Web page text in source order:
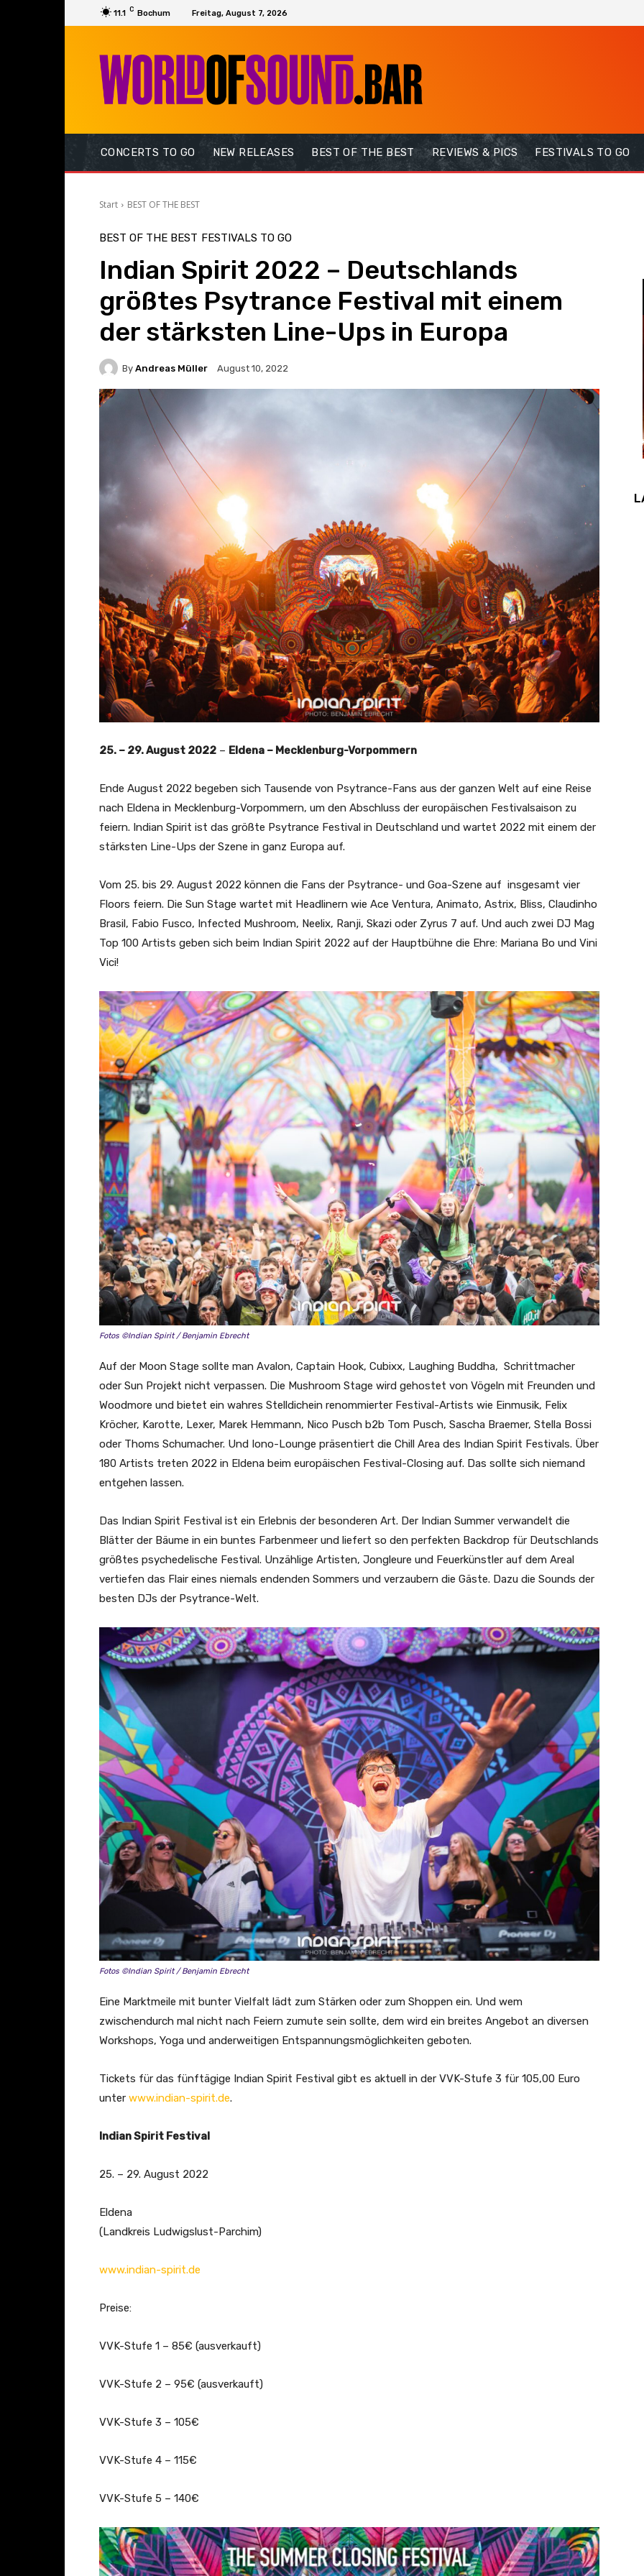
11.1 C Bochum Freitag, August 7, 2026
CONCERTS TO GO NEW RELEASES BEST OF THE BEST REVIEWS & PICS FESTIVALS TO GO
Start BEST OF THE BEST
BEST OF THE BEST FESTIVALS TO GO
Indian Spirit 2022 – Deutschlands
größtes Psytrance Festival mit einem
der stärksten Line-Ups in Europa
By Andreas Müller August 10, 2022
25. – 29. August 2022 – Eldena – Mecklenburg-Vorpommern
Ende August 2022 begeben sich Tausende von Psytrance-Fans aus der ganzen Welt auf eine Reise
nach Eldena in Mecklenburg-Vorpommern, um den Abschluss der europäischen Festivalsaison zu
feiern. Indian Spirit ist das größte Psytrance Festival in Deutschland und wartet 2022 mit einem der
stärksten Line-Ups der Szene in ganz Europa auf.
Vom 25. bis 29. August 2022 können die Fans der Psytrance- und Goa-Szene auf insgesamt vier
Floors feiern. Die Sun Stage wartet mit Headlinern wie Ace Ventura, Animato, Astrix, Bliss, Claudinho
Brasil, Fabio Fusco, Infected Mushroom, Neelix, Ranji, Skazi oder Zyrus 7 auf. Und auch zwei DJ Mag
Top 100 Artists geben sich beim Indian Spirit 2022 auf der Hauptbühne die Ehre: Mariana Bo und Vini
Vici!
Fotos ©Indian Spirit / Benjamin Ebrecht
Auf der Moon Stage sollte man Avalon, Captain Hook, Cubixx, Laughing Buddha, Schrittmacher
oder Sun Projekt nicht verpassen. Die Mushroom Stage wird gehostet von Vögeln mit Freunden und
Woodmore und bietet ein wahres Stelldichein renommierter Festival-Artists wie Einmusik, Felix
Kröcher, Karotte, Lexer, Marek Hemmann, Nico Pusch b2b Tom Pusch, Sascha Braemer, Stella Bossi
oder Thoms Schumacher. Und Iono-Lounge präsentiert die Chill Area des Indian Spirit Festivals. Über
180 Artists treten 2022 in Eldena beim europäischen Festival-Closing auf. Das sollte sich niemand
entgehen lassen.
Das Indian Spirit Festival ist ein Erlebnis der besonderen Art. Der Indian Summer verwandelt die
Blätter der Bäume in ein buntes Farbenmeer und liefert so den perfekten Backdrop für Deutschlands
größtes psychedelische Festival. Unzählige Artisten, Jongleure und Feuerkünstler auf dem Areal
vertiefen das Flair eines niemals endenden Sommers und verzaubern die Gäste. Dazu die Sounds der
besten DJs der Psytrance-Welt.
Fotos ©Indian Spirit / Benjamin Ebrecht
Eine Marktmeile mit bunter Vielfalt lädt zum Stärken oder zum Shoppen ein. Und wem
zwischendurch mal nicht nach Feiern zumute sein sollte, dem wird ein breites Angebot an diversen
Workshops, Yoga und anderweitigen Entspannungsmöglichkeiten geboten.
Tickets für das fünftägige Indian Spirit Festival gibt es aktuell in der VVK-Stufe 3 für 105,00 Euro
unter www.indian-spirit.de.
Indian Spirit Festival
25. – 29. August 2022
Eldena
(Landkreis Ludwigslust-Parchim)
www.indian-spirit.de
Preise:
VVK-Stufe 1 – 85€ (ausverkauft)
VVK-Stufe 2 – 95€ (ausverkauft)
VVK-Stufe 3 – 105€
VVK-Stufe 4 – 115€
VVK-Stufe 5 – 140€